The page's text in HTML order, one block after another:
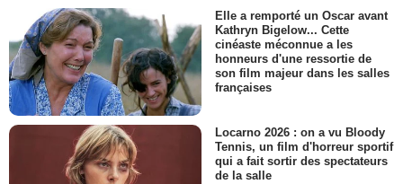
Elle a remporté un Oscar avant
Kathryn Bigelow... Cette
cinéaste méconnue a les
honneurs d'une ressortie de
son film majeur dans les salles
françaises
Locarno 2026 : on a vu Bloody
Tennis, un film d'horreur sportif
qui a fait sortir des spectateurs
de la salle